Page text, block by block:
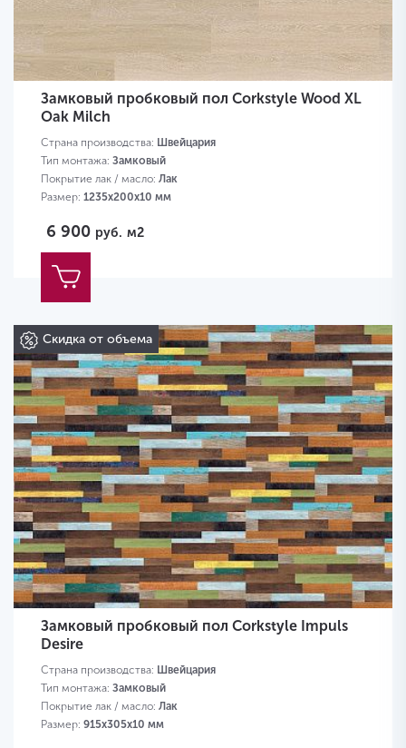
Замковый пробковый пол Corkstyle Wood XL
Oak Milch
Страна производства: Швейцария
Тип монтажа: Замковый
Покрытие лак / масло: Лак
Размер: 1235х200х10 мм
6 900 руб. м2
Скидка от объема
Замковый пробковый пол Corkstyle Impuls
Desire
Страна производства: Швейцария
Тип монтажа: Замковый
Покрытие лак / масло: Лак
Размер: 915х305х10 мм